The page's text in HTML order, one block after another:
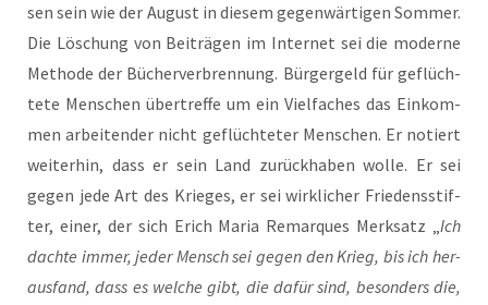
sen sein wie der August in die­sem gegen­wär­ti­gen Som­mer.
Die Löschung von Bei­trä­gen im Inter­net sei die moder­ne
Metho­de der Bücher­ver­bren­nung. Bür­ger­geld für geflüch­
te­te Men­schen über­tref­fe um ein Viel­fa­ches das Ein­kom­
men arbei­ten­der nicht geflüch­te­ter Men­schen. Er notiert
wei­ter­hin, dass er sein Land zurück­ha­ben wol­le. Er sei
gegen jede Art des Krie­ges, er sei wirk­li­cher Frie­dens­stif­
ter, einer, der sich Erich Maria Remar­ques Merk­satz „Ich
dach­te immer, jeder Mensch sei gegen den Krieg, bis ich her­
aus­fand, dass es wel­che gibt, die dafür sind, beson­ders die,